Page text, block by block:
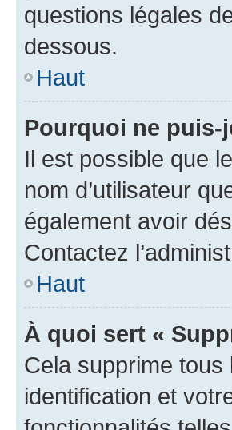
questions légales
dessous.
Haut
Pourquoi ne puis-
Il est possible que
nom d’utilisateur
également avoir
Contactez
Haut
À quoi sert «
Cela supprime
identification et